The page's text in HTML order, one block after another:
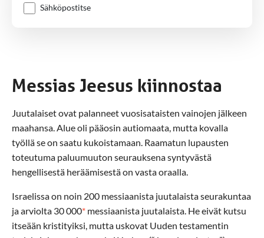
Sähköpostitse
Messias Jeesus kiinnostaa
Juutalaiset ovat palanneet vuosisataisten vainojen jälkeen
maahansa. Alue oli pääosin autiomaata, mutta kovalla
työllä se on saatu kukoistamaan. Raamatun lupausten
toteutuma paluumuuton seurauksena syntyvästä
hengellisestä heräämisestä on vasta oraalla.
Israelissa on noin 200 messiaanista juutalaista seurakuntaa
ja arviolta 30 000* messiaanista juutalaista. He eivät kutsu
itseään kristityiksi, mutta uskovat Uuden testamentin